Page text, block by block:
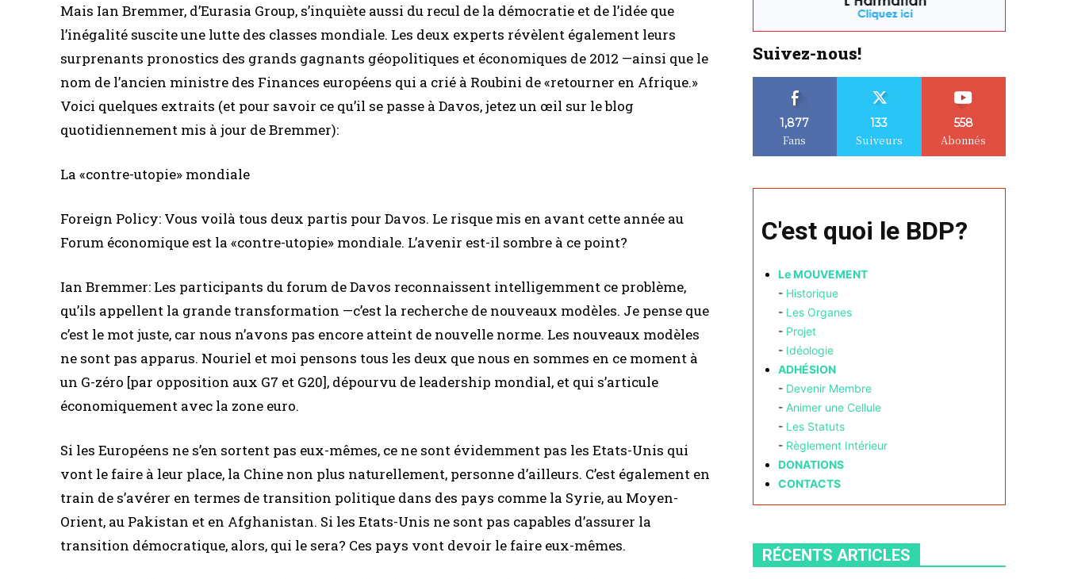
Mais Ian Bremmer, d’Eurasia Group, s’inquiète aussi du recul de la démocratie et de l’idée que
l’inégalité suscite une lutte des classes mondiale. Les deux experts révèlent également leurs
surprenants pronostics des grands gagnants géopolitiques et économiques de 2012 —ainsi que le
nom de l’ancien ministre des Finances européens qui a crié à Roubini de «retourner en Afrique.»
Voici quelques extraits (et pour savoir ce qu’il se passe à Davos, jetez un œil sur le blog
quotidiennement mis à jour de Bremmer):
La «contre-utopie» mondiale
Foreign Policy: Vous voilà tous deux partis pour Davos. Le risque mis en avant cette année au
Forum économique est la «contre-utopie» mondiale. L’avenir est-il sombre à ce point?
Ian Bremmer: Les participants du forum de Davos reconnaissent intelligemment ce problème,
qu’ils appellent la grande transformation —c’est la recherche de nouveaux modèles. Je pense que
c’est le mot juste, car nous n’avons pas encore atteint de nouvelle norme. Les nouveaux modèles
ne sont pas apparus. Nouriel et moi pensons tous les deux que nous en sommes en ce moment à
un G-zéro [par opposition aux G7 et G20], dépourvu de leadership mondial, et qui s’articule
économiquement avec la zone euro.
Si les Européens ne s’en sortent pas eux-mêmes, ce ne sont évidemment pas les Etats-Unis qui
vont le faire à leur place, la Chine non plus naturellement, personne d’ailleurs. C’est également en
train de s’avérer en termes de transition politique dans des pays comme la Syrie, au Moyen-
Orient, au Pakistan et en Afghanistan. Si les Etats-Unis ne sont pas capables d’assurer la
transition démocratique, alors, qui le sera? Ces pays vont devoir le faire eux-mêmes.
Suivez-nous!
1,877
Fans
133
Suiveurs
558
Abonnés
C'est quoi le BDP?
Le MOUVEMENT
- Historique
- Les Organes
- Projet
- Idéologie
ADHÉSION
- Devenir Membre
- Animer une Cellule
- Les Statuts
- Règlement Intérieur
DONATIONS
CONTACTS
RÉCENTS ARTICLES